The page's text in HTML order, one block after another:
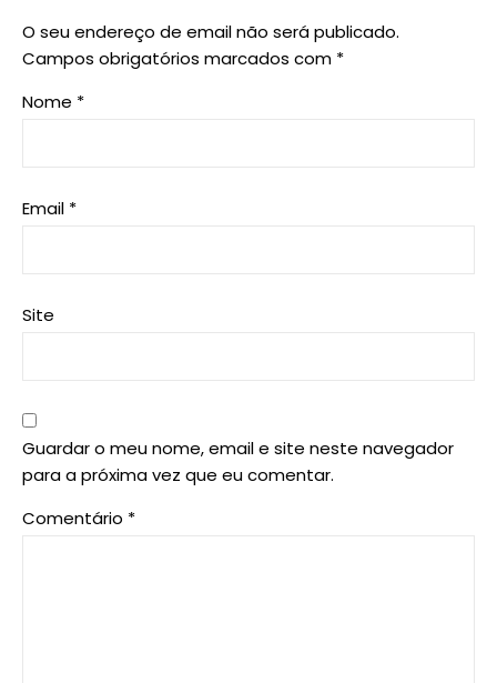
O seu endereço de email não será publicado.
Campos obrigatórios marcados com *
Nome *
Email *
Site
Guardar o meu nome, email e site neste navegador
para a próxima vez que eu comentar.
Comentário *